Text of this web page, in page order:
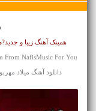
همینک آهنگ زیبا و جدید?
From NafisMusic For You
دانلود آهنگ میلاد مهربونم با کیفیت های